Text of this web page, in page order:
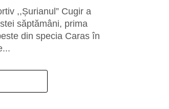
,,Șurianul” Cugir a
săptămâni, prima
din specia Caras în